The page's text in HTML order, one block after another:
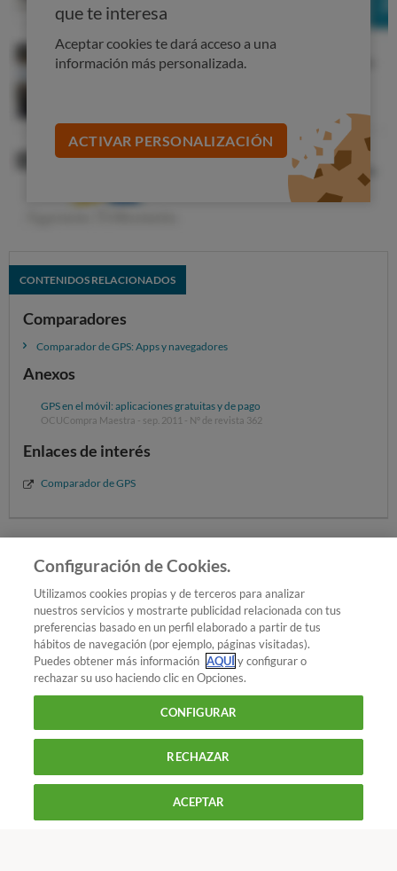
que te interesa
Aceptar cookies te dará acceso a una
información más personalizada.
ACTIVAR PERSONALIZACIÓN
CONTENIDOS RELACIONADOS
Comparadores
Comparador de GPS: Apps y navegadores
Anexos
GPS en el móvil: aplicaciones gratuitas y de pago
OCUCompra Maestra - sep. 2011 - Nº de revista 362
Enlaces de interés
Comparador de GPS
¿Quieres recibir nuestra Newsletter? Crea una cuenta
Aplicaciones GPS para móvil
900 055 105
De L a J de 9 a 18 h y V de 9 a 14 h
Configuración de Cookies.
Utilizamos cookies propias y de terceros para analizar
nuestros servicios y mostrarte publicidad relacionada con tus
preferencias basado en un perfil elaborado a partir de tus
hábitos de navegación (por ejemplo, páginas visitadas).
Puedes obtener más información AQUÍy configurar o
rechazar su uso haciendo clic en Opciones.
CONFIGURAR
RECHAZAR
ACEPTAR